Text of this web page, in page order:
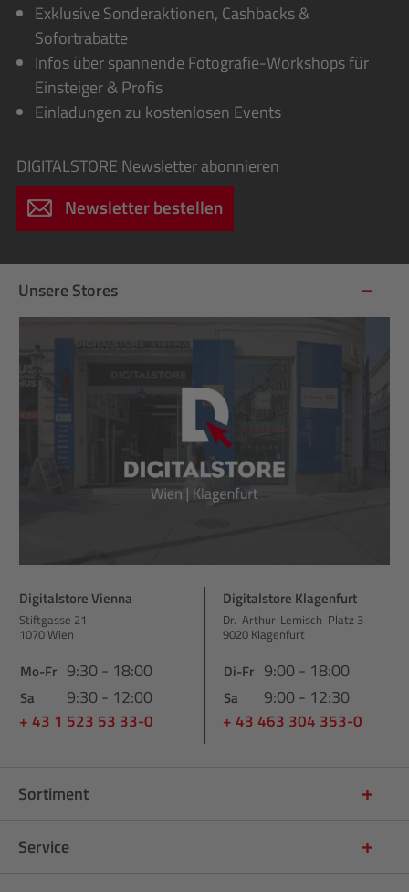
Exklusive Sonderaktionen, Cashbacks &
Sofortrabatte
Infos über spannende Fotografie-Workshops für
Einsteiger & Profis
Einladungen zu kostenlosen Events
DIGITALSTORE Newsletter abonnieren
Newsletter bestellen
Unsere Stores
Digitalstore Vienna
Stiftgasse 21
1070 Wien
Mo-Fr 9:30 - 18:00
Sa 9:30 - 12:00
+ 43 1 523 53 33-0
Digitalstore Klagenfurt
Dr.-Arthur-Lemisch-Platz 3
9020 Klagenfurt
Di-Fr 9:00 - 18:00
Sa 9:00 - 12:30
+ 43 463 304 353-0
Sortiment
Service